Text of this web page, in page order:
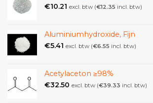
€10.21 excl. btw (€12.35 incl. btw)
Aluminiumhydroxide, Fijn
€5.41 excl. btw (€6.55 incl. btw)
Acetylaceton ≥98%
€32.50 excl. btw (€39.33 incl. btw)